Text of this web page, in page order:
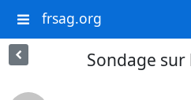
frsag.org
Sondage sur